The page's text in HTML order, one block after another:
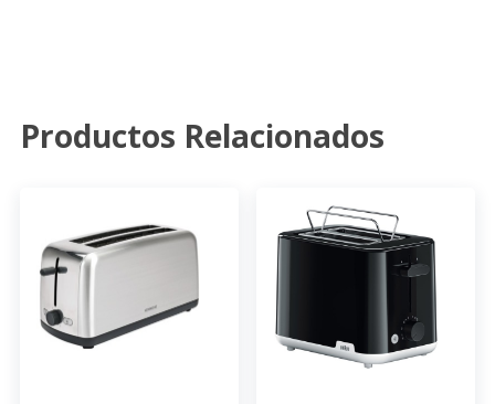
Productos Relacionados